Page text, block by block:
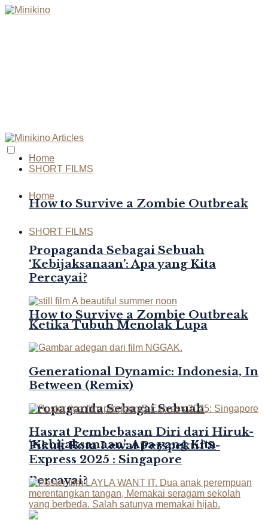
Home
SHORT FILMS
How to Survive a Zombie Outbreak
Propaganda Sebagai Sebuah
‘Kebijaksanaan’: Apa yang Kita
Percayai?
Home
SHORT FILMS
How to Survive a Zombie Outbreak
Propaganda Sebagai Sebuah
‘Kebijaksanaan’: Apa yang Kita
Percayai?
Ketika Tubuh Menolak Lupa
Generational Dynamic: Indonesia, In
Between (Remix)
Hasrat Pembebasan Diri dari Hiruk-
Pikuk Kota Lewat Perspektif S-
Express 2025 : Singapore